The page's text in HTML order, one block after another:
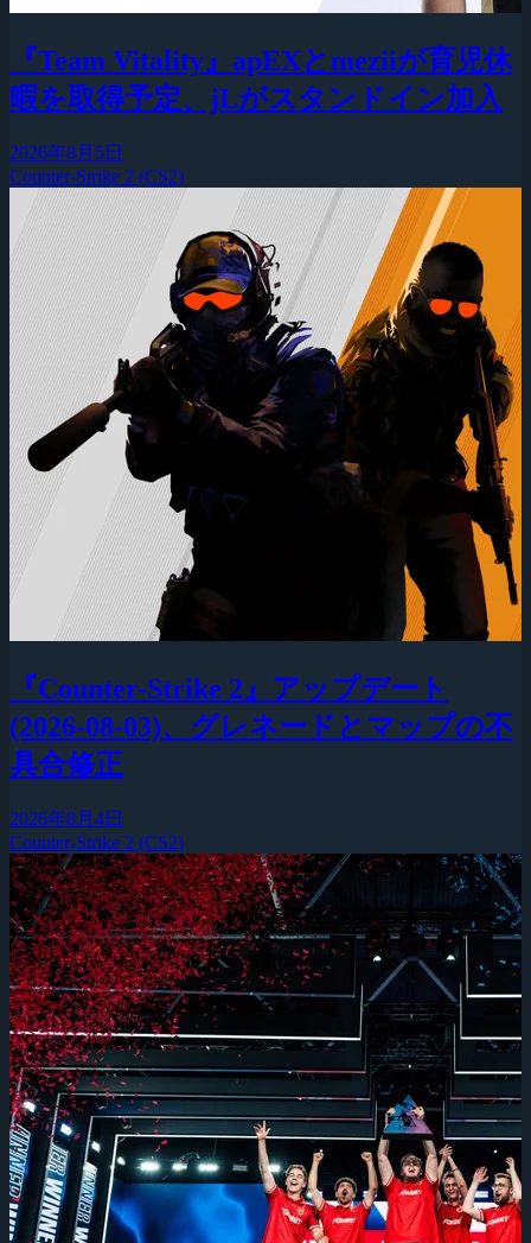
『Team Vitality』apEXとmeziiが育児休
暇を取得予定、jLがスタンドイン加入
2026年8月5日
Counter-Strike 2 (CS2)
『Counter-Strike 2』アップデート
(2026-08-03)、グレネードとマップの不
具合修正
2026年8月4日
Counter-Strike 2 (CS2)